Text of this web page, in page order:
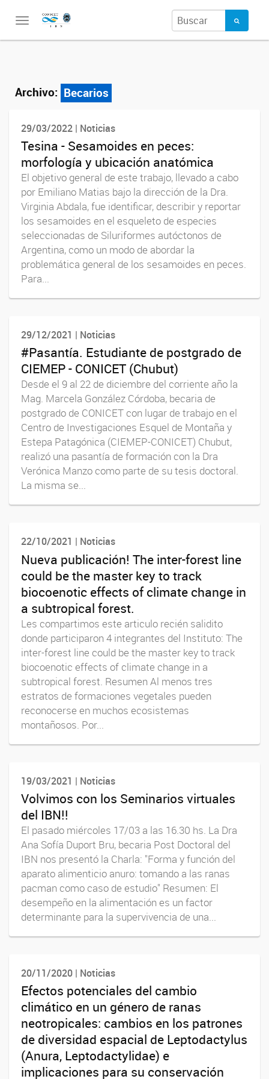
Toggle
Archivo: Becarios
29/03/2022 | Noticias
Tesina - Sesamoides en peces:
morfología y ubicación anatómica
El objetivo general de este trabajo, llevado a cabo
por Emiliano Matias bajo la dirección de la Dra.
Virginia Abdala, fue identificar, describir y reportar
los sesamoides en el esqueleto de especies
seleccionadas de Siluriformes autóctonos de
Argentina, como un modo de abordar la
problemática general de los sesamoides en peces.
Para...
29/12/2021 | Noticias
#Pasantía. Estudiante de postgrado de
CIEMEP - CONICET (Chubut)
Desde el 9 al 22 de diciembre del corriente año la
Mag. Marcela González Córdoba, becaria de
postgrado de CONICET con lugar de trabajo en el
Centro de Investigaciones Esquel de Montaña y
Estepa Patagónica (CIEMEP-CONICET) Chubut,
realizó una pasantía de formación con la Dra
Verónica Manzo como parte de su tesis doctoral.
La misma se...
22/10/2021 | Noticias
Nueva publicación! The inter-forest line
could be the master key to track
biocoenotic effects of climate change in
a subtropical forest.
Les compartimos este articulo recién salidito
donde participaron 4 integrantes del Instituto: The
inter-forest line could be the master key to track
biocoenotic effects of climate change in a
subtropical forest. Resumen Al menos tres
estratos de formaciones vegetales pueden
reconocerse en muchos ecosistemas
montañosos. Por...
19/03/2021 | Noticias
Volvimos con los Seminarios virtuales
del IBN!!
El pasado miércoles 17/03 a las 16.30 hs. La Dra
Ana Sofía Duport Bru, becaria Post Doctoral del
IBN nos presentó la Charla: "Forma y función del
aparato alimenticio anuro: tomando a las ranas
pacman como caso de estudio" Resumen: El
desempeño en la alimentación es un factor
determinante para la supervivencia de una...
20/11/2020 | Noticias
Efectos potenciales del cambio
climático en un género de ranas
neotropicales: cambios en los patrones
de diversidad espacial de Leptodactylus
(Anura, Leptodactylidae) e
implicaciones para su conservación